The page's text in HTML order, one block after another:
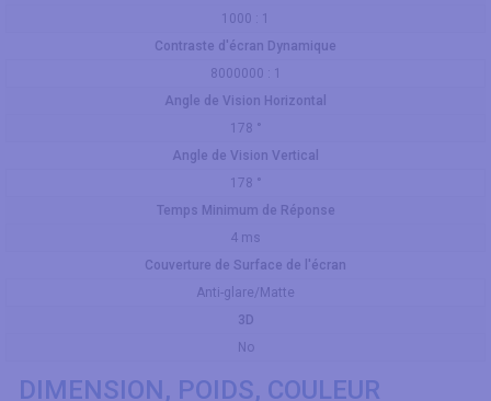
1000 : 1
Contraste d'écran Dynamique
8000000 : 1
Angle de Vision Horizontal
178 °
Angle de Vision Vertical
178 °
Temps Minimum de Réponse
4 ms
Couverture de Surface de l'écran
Anti-glare/Matte
3D
No
DIMENSION, POIDS, COULEUR